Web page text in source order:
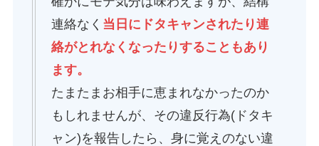
連絡なく 当日にドタキャンされたり連
絡がとれなくなったりすることもあり
ます。
たまたまお相手に恵まれなかったのか
もしれませんが、その違反行為(ドタキ
ャン)を報告したら、身に覚えのない違